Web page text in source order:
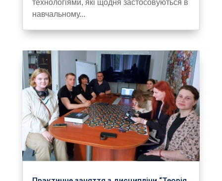
технологіями, які щодня застосовуються в
навчальному...